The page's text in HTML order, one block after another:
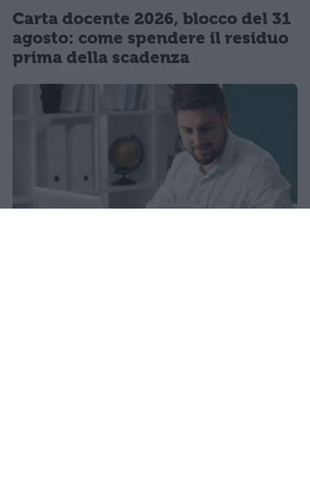
Carta docente 2026, blocco del 31
agosto: come spendere il residuo
prima della scadenza